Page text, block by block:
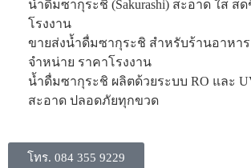
น้ำดื่มซากุระชิ (Sakurashi) สะอาด ใส ส
โรงงาน
ขายส่งน้ำดื่มซากุระชิ สำหรับร้านอาหา
จำหน่าย ราคาโรงงาน
น้ำดื่มซากุระชิ ผลิตด้วยระบบ RO และ
สะอาด ปลอดภัยทุกขวด
โทร. 084 355 9229